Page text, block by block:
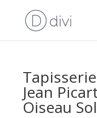
Jean
Oiseau